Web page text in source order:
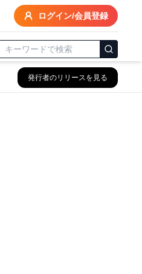
ログイン/会員登録
発行者のリリースを見る